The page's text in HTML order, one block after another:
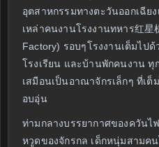
อุตสาหกรรมทางตะวันออกเฉีย
เหล่าคนงานโรงงานทหาร红星
Factory) รอบๆโรงงานเต็มไป
โรงเรียน และบ้านพักคนงาน ทุ
เสมือนเป็นอาณาจักรเล็กๆ ที่เ
อบอุ่น
ท่ามกลางบรรยากาศของควันไ
หวูดของจักรกล เด็กหนุ่มสามค